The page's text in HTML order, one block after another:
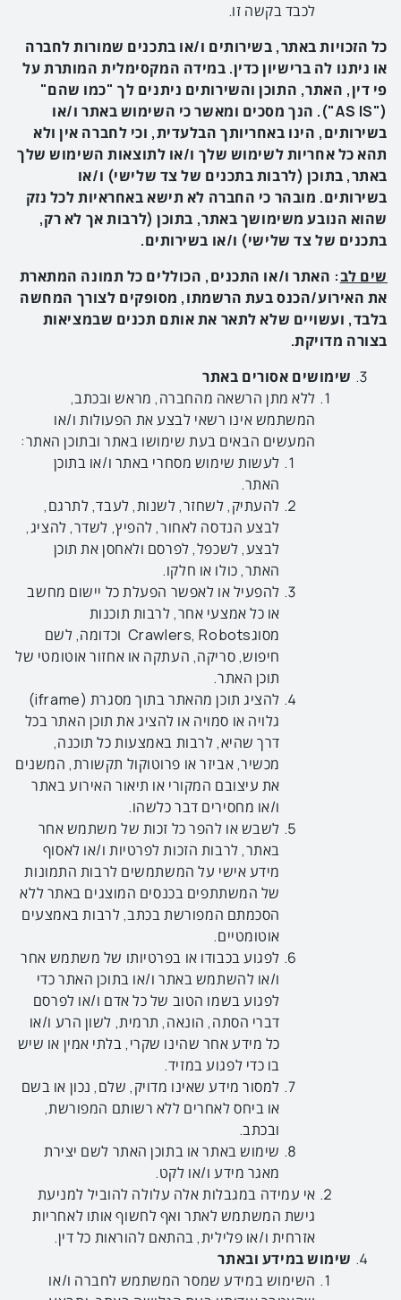
לכבד בקשה זו.
כל הזכויות באתר, בשירותים ו/או בתכנים שמורות לחברה
או ניתנו לה ברישיון כדין. במידה המקסימלית המותרת על
פי דין, האתר, התוכן והשירותים ניתנים לך "כמו שהם"
("
AS IS"). הנך מסכים ומאשר כי השימוש באתר ו/או
בשירותים, הינו באחריותך הבלעדית, וכי לחברה אין ולא
תהא כל אחריות לשימוש שלך ו/או לתוצאות השימוש שלך
באתר, בתוכן (לרבות בתכנים של צד שלישי) ו/או
בשירותים. מובהר כי החברה לא תישא באחראיות לכל נזק
שהוא הנובע משימושך באתר, בתוכן (לרבות אך לא רק,
בתכנים של צד שלישי) ו/או בשירותים.
שים לב: האתר ו/או התכנים, הכוללים כל תמונה המתארת
את האירוע/הכנס בעת הרשמתו, מסופקים לצורך המחשה
בלבד, ועשויים שלא לתאר אתאותם תכנים שבמציאות
בצורה מדויקת.
שימושים אסורים באתר
ללא מתן הרשאה מהחברה, מראש ובכתב,
המשתמש אינו רשאי לבצע את הפעולות ו/או
המעשים הבאים בעת שימושו באתר ובתוכן האתר:
לעשות שימוש מסחרי באתר ו/או בתוכן
האתר.
להעתיק, לשחזר, לשנות, לעבד, לתרגם,
לבצע הנדסה לאחור, להפיץ, לשדר, להציג,
לבצע, לשכפל, לפרסם ולאחסן את תוכן
האתר, כולו או חלקו.
להפעיל או לאפשר הפעלת כל יישום מחשב
או כל אמצעי אחר, לרבות תוכנות
מסוגCrawlers, Robots וכדומה, לשם
חיפוש, סריקה, העתקה או אחזור אוטומטי של
תוכן האתר.
להציג תוכן מהאתר בתוך מסגרת (iframe)
גלויה או סמויה או להציג את תוכן האתר בכל
דרך שהיא, לרבות באמצעות כל תוכנה,
מכשיר, אביזר או פרוטוקול תקשורת, המשנים
את עיצובם המקורי או תיאור האירוע באתר
ו/או מחסירים דבר כלשהו.
לשבש או להפר כל זכות של משתמש אחר
באתר, לרבות הזכות לפרטיות ו/או לאסוף
מידע אישי על המשתמשים לרבות התמונות
של המשתתפים בכנסים המוצגים באתר ללא
הסכמתם המפורשת בכתב, לרבות באמצעים
אוטומטיים.
לפגוע בכבודו או בפרטיותו של משתמש אחר
ו/או להשתמש באתר ו/או בתוכן האתר כדי
לפגוע בשמו הטוב של כל אדם ו/או לפרסם
דברי הסתה, הונאה, תרמית, לשון הרע ו/או
כל מידע אחר שהינו שקרי, בלתי אמין או שיש
בו כדי לפגוע במזיד.
למסור מידע שאינו מדויק, שלם, נכון או בשם
או ביחס לאחרים ללא רשותם המפורשת,
ובכתב.
שימוש באתר או בתוכן האתר לשם יצירת
מאגר מידע ו/או לקט.
אי עמידה במגבלות אלה עלולה להוביל למניעת
גישת המשתמש לאתר ואף לחשוף אותו לאחריות
אזרחית ו/או פלילית, בהתאם להוראות כל דין.
שימוש במידע ובאתר
השימוש במידע שמסר המשתמש לחברה ו/או